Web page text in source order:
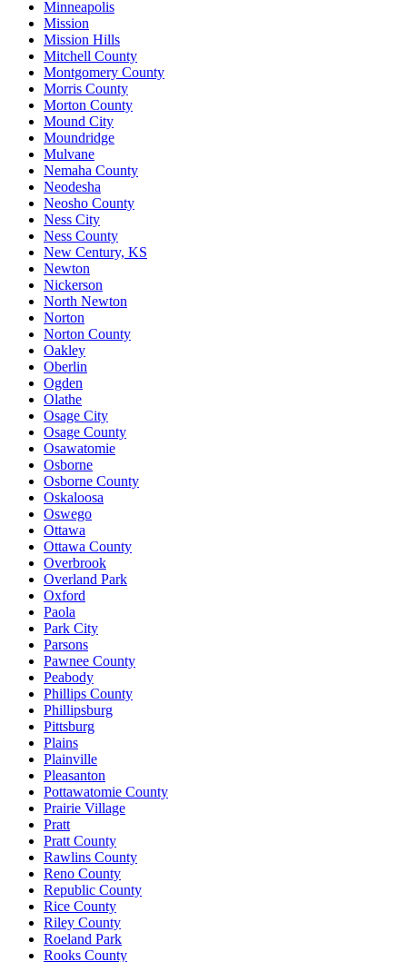
Minneapolis
Mission
Mission Hills
Mitchell County
Montgomery County
Morris County
Morton County
Mound City
Moundridge
Mulvane
Nemaha County
Neodesha
Neosho County
Ness City
Ness County
New Century, KS
Newton
Nickerson
North Newton
Norton
Norton County
Oakley
Oberlin
Ogden
Olathe
Osage City
Osage County
Osawatomie
Osborne
Osborne County
Oskaloosa
Oswego
Ottawa
Ottawa County
Overbrook
Overland Park
Oxford
Paola
Park City
Parsons
Pawnee County
Peabody
Phillips County
Phillipsburg
Pittsburg
Plains
Plainville
Pleasanton
Pottawatomie County
Prairie Village
Pratt
Pratt County
Rawlins County
Reno County
Republic County
Rice County
Riley County
Roeland Park
Rooks County